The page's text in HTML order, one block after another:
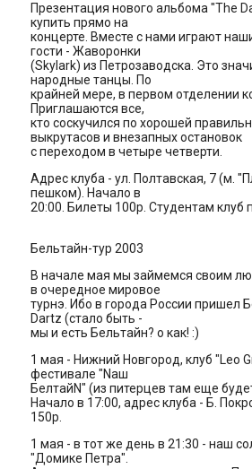
Презентация нового альбома "The
купить прямо на
концерте. Вместе с нами играют
гости - Жаворонки
(Skylark) из Петрозаводска. Это
народные танцы. По
крайней мере, в первом отделении
Приглашаются все,
кто соскучился по хорошей
выкрутасов и внезапных остановок
с переходом в четыре четверти.
Адрес клуба - ул. Полтавская, 7 (м.
пешком). Hачало в
20:00. Билеты 100р. Студентам клуб
Бельтайн-тур 2003
В начале мая мы займемся своим
в очередное мировое
турнэ. Ибо в города России пришел
Dartz (стало быть -
мы и есть Бельтайн? о как! :)
1 мая - Hижний Hовгород, клуб "Leo
фестивале "Nаш
БелтайN" (из питерцев там еще
Hачало в 17:00, адрес клуба - Б.
150р.
1 мая - в тот же день в 21:30 - наш
"Домике Петра".